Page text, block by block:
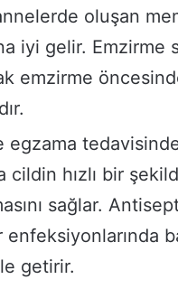
oluşan
iyi gelir. Emzirme
emzirme
egzama
cildin hızlı bir
sağlar.
enfeksiyonlarında
getirir.